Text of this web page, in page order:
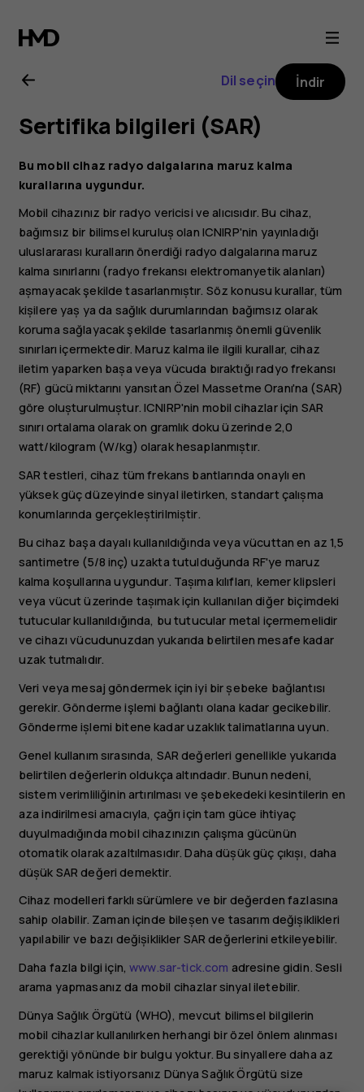
Nokia
3
kullanıcı
kılavuzu
Dil seçin İndir
Sertifika bilgileri (SAR)
Bu mobil cihaz radyo dalgalarına maruz kalma
kurallarına uygundur.
Mobil cihazınız bir radyo vericisi ve alıcısıdır. Bu cihaz,
bağımsız bir bilimsel kuruluș olan ICNIRP'nin yayınladığı
uluslararası kuralların önerdiği radyo dalgalarına maruz
kalma sınırlarını (radyo frekansı elektromanyetik alanları)
așmayacak şekilde tasarlanmıștır. Söz konusu kurallar, tüm
kișilere yaș ya da sağlık durumlarından bağımsız olarak
koruma sağlayacak şekilde tasarlanmıș önemli güvenlik
sınırları içermektedir. Maruz kalma ile ilgili kurallar, cihaz
iletim yaparken bașa veya vücuda bıraktığı radyo frekansı
(RF) gücü miktarını yansıtan Özel Massetme Oranı'na (SAR)
göre olușturulmuștur. ICNIRP'nin mobil cihazlar için SAR
sınırı ortalama olarak on gramlık doku üzerinde 2,0
watt/kilogram (W/kg) olarak hesaplanmıștır.
SAR testleri, cihaz tüm frekans bantlarında onaylı en
yüksek güç düzeyinde sinyal iletirken, standart çalıșma
konumlarında gerçekleștirilmiștir.
Bu cihaz başa dayalı kullanıldığında veya vücuttan en az 1,5
santimetre (5/8 inç) uzakta tutulduğunda RF'ye maruz
kalma koşullarına uygundur. Tașıma kılıfları, kemer klipsleri
veya vücut üzerinde tașımak için kullanılan diğer biçimdeki
tutucular kullanıldığında, bu tutucular metal içermemelidir
ve cihazı vücudunuzdan yukarıda belirtilen mesafe kadar
uzak tutmalıdır.
Veri veya mesaj göndermek için iyi bir șebeke bağlantısı
gerekir. Gönderme işlemi bağlantı olana kadar gecikebilir.
Gönderme ișlemi bitene kadar uzaklık talimatlarına uyun.
Genel kullanım sırasında, SAR değerleri genellikle yukarıda
belirtilen değerlerin oldukça altındadır. Bunun nedeni,
sistem verimliliğinin artırılması ve şebekedeki kesintilerin en
aza indirilmesi amacıyla, çağrı için tam güce ihtiyaç
duyulmadığında mobil cihazınızın çalışma gücünün
otomatik olarak azaltılmasıdır. Daha düșük güç çıkıșı, daha
düșük SAR değeri demektir.
Cihaz modelleri farklı sürümlere ve bir değerden fazlasına
sahip olabilir. Zaman içinde bileșen ve tasarım değișiklikleri
yapılabilir ve bazı değișiklikler SAR değerlerini etkileyebilir.
Daha fazla bilgi için,www.sar-tick.com adresine gidin. Sesli
arama yapmasanız da mobil cihazlar sinyal iletebilir.
Dünya Sağlık Örgütü (WHO), mevcut bilimsel bilgilerin
mobil cihazlar kullanılırken herhangi bir özel önlem alınması
gerektiği yönünde bir bulgu yoktur. Bu sinyallere daha az
maruz kalmak istiyorsanız Dünya Sağlık Örgütü size